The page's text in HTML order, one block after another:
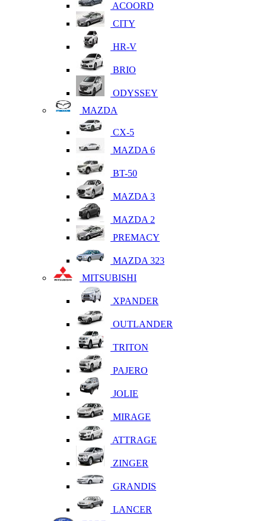
ACOORD
CITY
HR-V
BRIO
ODYSSEY
MAZDA
CX-5
MAZDA 6
BT-50
MAZDA 3
MAZDA 2
PREMACY
MAZDA 323
MITSUBISHI
XPANDER
OUTLANDER
TRITON
PAJERO
JOLIE
MIRAGE
ATTRAGE
ZINGER
GRANDIS
LANCER